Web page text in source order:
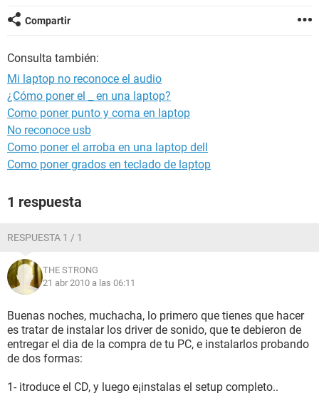
Compartir
Consulta también:
Mi laptop no reconoce el audio
¿Cómo poner el _ en una laptop?
Como poner punto y coma en laptop
No reconoce usb
Como poner el arroba en una laptop dell
Como poner grados en teclado de laptop
1 respuesta
RESPUESTA 1 / 1
THE STRONG
21 abr 2010 a las 06:11
Buenas noches, muchacha, lo primero que tienes que hacer
es tratar de instalar los driver de sonido, que te debieron de
entregar el dia de la compra de tu PC, e instalarlos probando
de dos formas:
1- itroduce el CD, y luego e¡instalas el setup completo..